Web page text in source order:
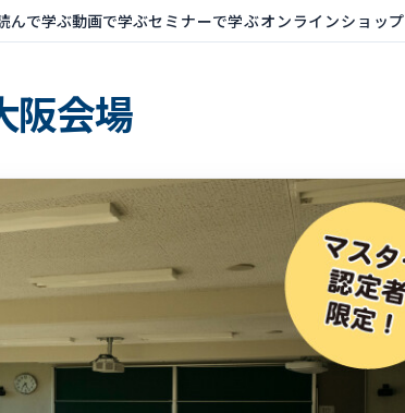
んで学ぶ動画で学ぶセミナーで学ぶオンラインショップ
阪会場